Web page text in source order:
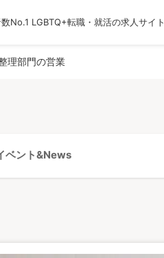
No.1 LGBTQ+転職・就活の求人サイト
理部門の営業
ベント&News